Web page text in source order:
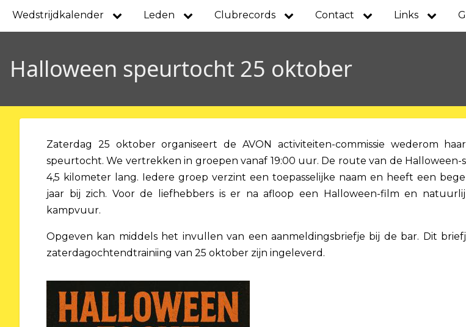
navigation
Wedstrijdkalender Leden Clubrecords Contact Links
Halloween speurtocht 25 oktober
Zaterdag 25 oktober organiseert de AVON activiteiten-commissie wederom
speurtocht. We vertrekken in groepen vanaf 19:00 uur. De route van de
4,5 kilometer lang. Iedere groep verzint een toepasselijke naam en heeft een
jaar bij zich. Voor de liefhebbers is er na afloop een Halloween-film en
kampvuur.
Opgeven kan middels het invullen van een aanmeldingsbriefje bij de bar. Dit
zaterdagochtendtrainiing van 25 oktober zijn ingeleverd.